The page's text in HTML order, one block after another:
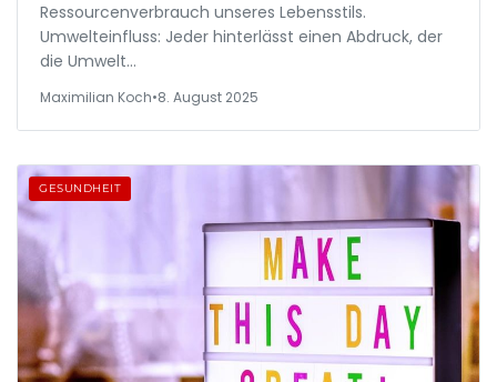
Ressourcenverbrauch unseres Lebensstils.
Umwelteinfluss: Jeder hinterlässt einen Abdruck, der
die Umwelt…
Maximilian Koch•8. August 2025
GESUNDHEIT